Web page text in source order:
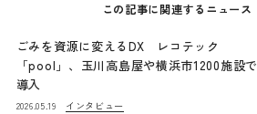
この記事に関連するニュース
ごみを資源に変えるDX レコテック
「pool」、玉川高島屋や横浜市1200施設で
導入
2026.05.19 インタビュー